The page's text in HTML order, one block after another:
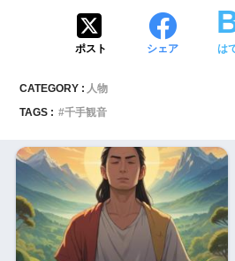
ポスト シェア は
CATEGORY : 人物
TAGS :
千手観音